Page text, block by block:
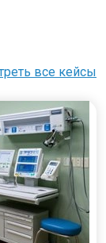
все кейсы